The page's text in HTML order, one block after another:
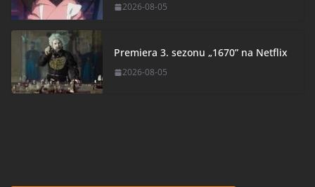
2026-08-05
Premiera 3. sezonu „1670” na Netflix
2026-08-05